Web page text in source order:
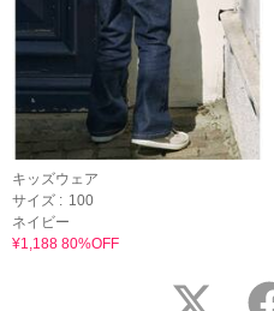
キッズウェア
サイズ : 100
ネイビー
¥1,188 80%OFF
twitter